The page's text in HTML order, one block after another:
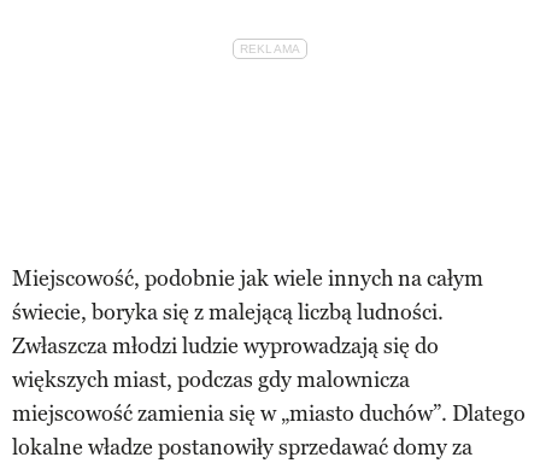
Miejscowość, podobnie jak wiele innych na całym
świecie, boryka się z malejącą liczbą ludności.
Zwłaszcza młodzi ludzie wyprowadzają się do
większych miast, podczas gdy malownicza
miejscowość zamienia się w „miasto duchów”. Dlatego
lokalne władze postanowiły sprzedawać domy za